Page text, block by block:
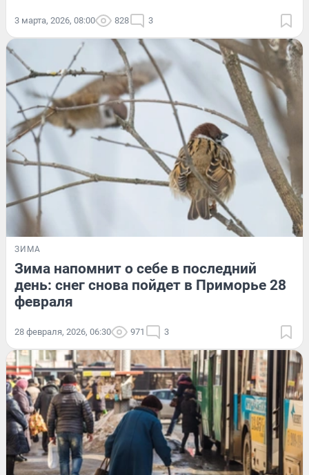
3 марта, 2026, 08:00 828 3
ЗИМА
Зима напомнит о себе в последний
день: снег снова пойдет в Приморье 28
февраля
28 февраля, 2026, 06:30 971 3